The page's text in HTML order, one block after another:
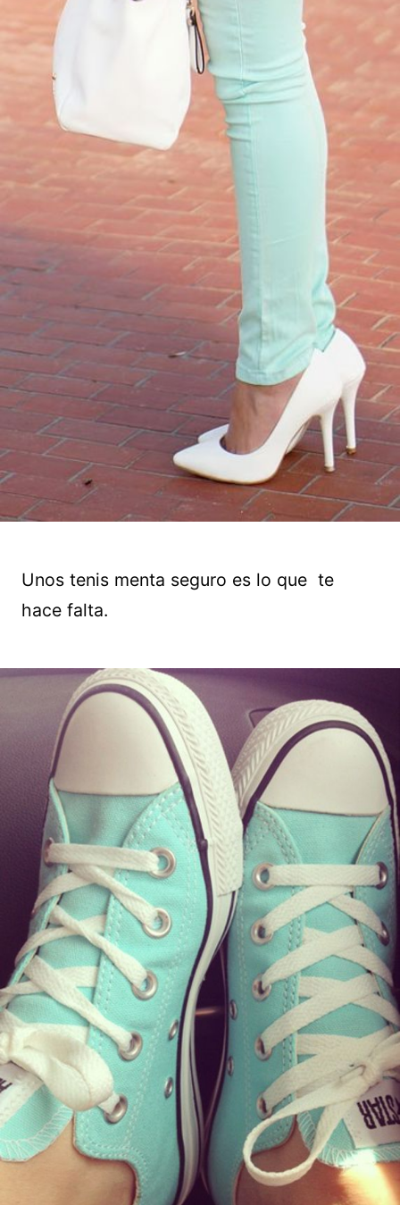
Unos tenis menta seguro es lo que te
hace falta.